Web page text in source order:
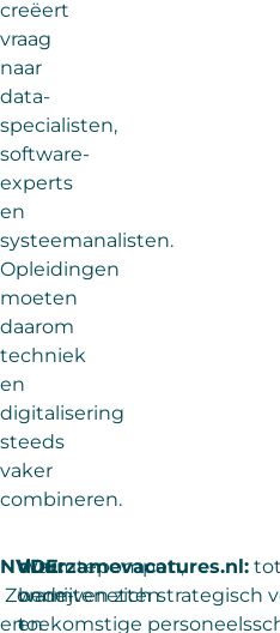
creëert
vraag
naar
data-
specialisten,
software-
experts
en
systeemanalisten.
Opleidingen
moeten
daarom
techniek
en
digitalisering
steeds
vaker
combineren.
NVDE:
Zonne-
en
Warmtepompen,
warmtenetten
en
duurzamevacatures.nl:
bedrijven zich strategisch
toekomstige